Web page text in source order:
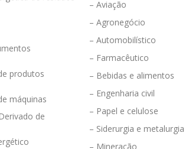
produtos
máquinas
de
– Aviação
– Agronegócio
– Automobilístico
– Farmacêutico
– Bebidas e alimentos
– Engenharia civil
– Papel e celulose
– Siderurgia e metalurgia
– Mineração